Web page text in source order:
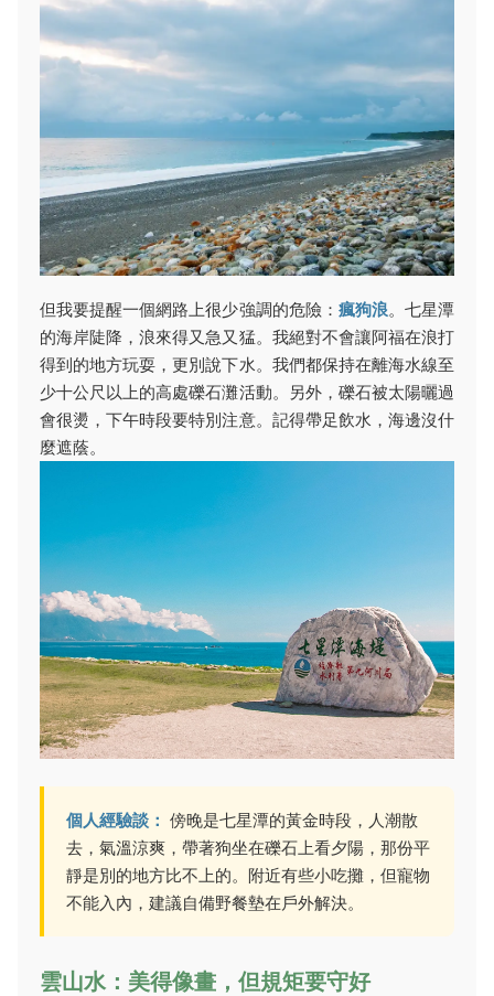
但我要提醒一個網路上很少強調的危險： 瘋狗浪。七星潭
的海岸陡降，浪來得又急又猛。我絕對不會讓阿福在浪打
得到的地方玩耍，更別說下水。我們都保持在離海水線至
少十公尺以上的高處礫石灘活動。另外，礫石被太陽曬過
會很燙，下午時段要特別注意。記得帶足飲水，海邊沒什
麼遮蔭。
個人經驗談： 傍晚是七星潭的黃金時段，人潮散
去，氣溫涼爽，帶著狗坐在礫石上看夕陽，那份平
靜是別的地方比不上的。附近有些小吃攤，但寵物
不能入內，建議自備野餐墊在戶外解決。
雲山水：美得像畫，但規矩要守好